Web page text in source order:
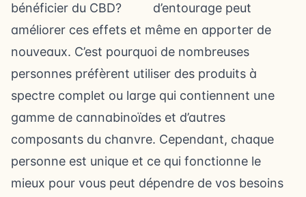
d’entourage peut
améliorer ces effets et même en apporter de
nouveaux. C’est pourquoi de nombreuses
personnes préfèrent utiliser des produits à
spectre complet ou large qui contiennent une
gamme de cannabinoïdes et d’autres
composants du chanvre. Cependant, chaque
personne est unique et ce qui fonctionne le
mieux pour vous peut dépendre de vos besoins